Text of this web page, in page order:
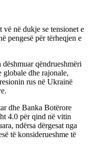
në dukje se tensionet e
pengesë për tërheqjen e
qëndrueshmëri
globale dhe rajonale,
rus në Ukrainë
dhe Banka Botërore
4.0 për qind në vitin
ndërsa dërgesat nga
të konsiderueshme të